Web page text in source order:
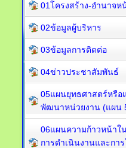
01โครงสร้าง-อำนาจห
02ข้อมูลผู้บริหาร
03ข้อมูลการติดต่อ
04ข่าวประชาสัมพันธ์
05แผนยุทธศาสตร์หรือ
พัฒนาหน่วยงาน (แผน
06แผนความก้าวหน้าใ
การดำเนินงานและกา